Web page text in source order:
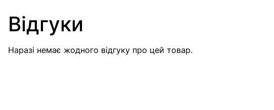
Відгуки
Наразі немає жодного відгуку про цей товар.